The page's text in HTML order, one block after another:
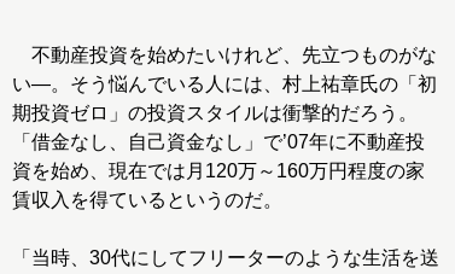
不動産投資を始めたいけれど、先立つものがな
い―。そう悩んでいる人には、村上祐章氏の「初
期投資ゼロ」の投資スタイルは衝撃的だろう。
「借金なし、自己資金なし」で’07年に不動産投
資を始め、現在では月120万～160万円程度の家
賃収入を得ているというのだ。
「当時、30代にしてフリーターのような生活を送